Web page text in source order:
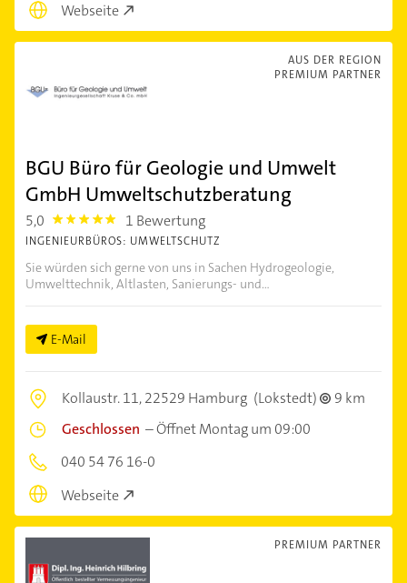
Webseite
AUS DER REGION
PREMIUM PARTNER
BGU Büro für Geologie und Umwelt
GmbH Umweltschutzberatung
5,0 5.0 1 Bewertung
INGENIEURBÜROS: UMWELTSCHUTZ
Sie würden sich gerne von uns in Sachen Hydrogeologie,
Umwelttechnik, Altlasten, Sanierungs- und...
E-Mail
Kollaustr. 11,22529 Hamburg (Lokstedt)
9 km
Geschlossen –Öffnet Montag um 09:00
040 54 76 16-0
Webseite
PREMIUM PARTNER